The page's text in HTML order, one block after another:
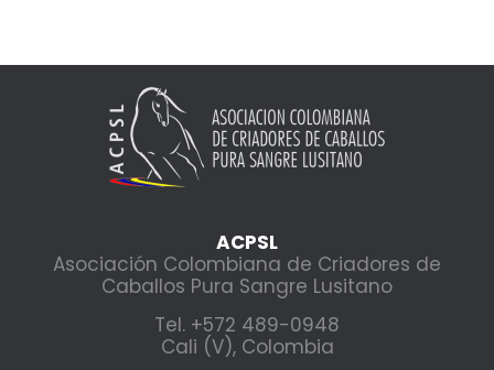
ACPSL
Asociación Colombiana de Criadores de
Caballos Pura Sangre Lusitano
Tel. +572 489-0948
Cali (V), Colombia